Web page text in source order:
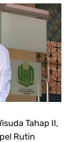
Tahap II,
Rutin